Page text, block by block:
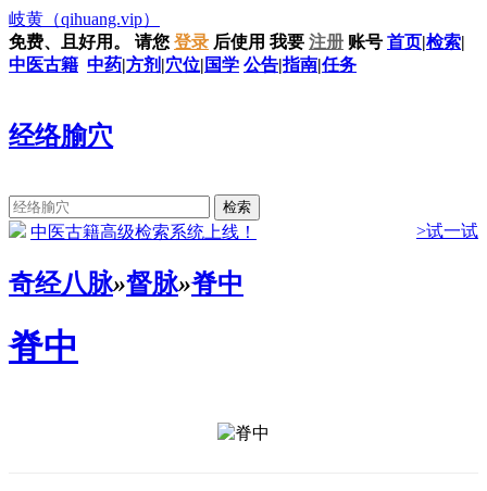
岐黄 （qihuang.vip）
免费、且好用。
请您 登录 后使用 我要 注册 账号 首页|检索|
中医古籍 中药|方剂 |穴位| 国学 公告|指南|任务
经络腧穴
中医古籍高级检索系统上线！ >试一试
奇经八脉»督脉»脊中
脊中